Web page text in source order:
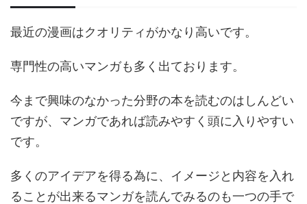
最近の漫画はクオリティがかなり高いです。
専門性の高いマンガも多く出ております。
今まで興味のなかった分野の本を読むのはしんどい
ですが、マンガであれば読みやすく頭に入りやすい
です。
多くのアイデアを得る為に、イメージと内容を入れ
ることが出来るマンガを読んでみるのも一つの手で